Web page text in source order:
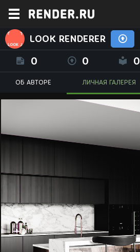
LOOK RENDERER
0 0 0
ОБ АВТОРЕ ЛИЧНАЯ ГАЛЕРЕЯ